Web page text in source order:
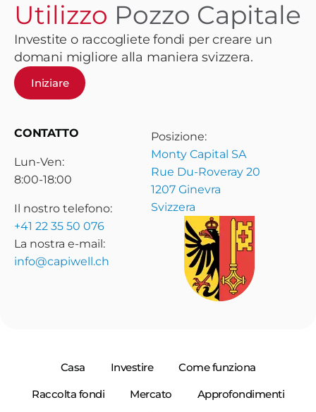
Utilizzo Pozzo Capitale
Investite o raccogliete fondi per creare un
domani migliore alla maniera svizzera.
Iniziare
CONTATTO
Lun-Ven:
8:00-18:00
Il nostro telefono:
+41 22 35 50 076
La nostra e-mail:
info@capiwell.ch
Posizione:
Monty Capital SA
Rue Du-Roveray 20
1207 Ginevra
Svizzera
Casa Investire
Come funziona
Raccolta fondi
Mercato
Approfondimenti